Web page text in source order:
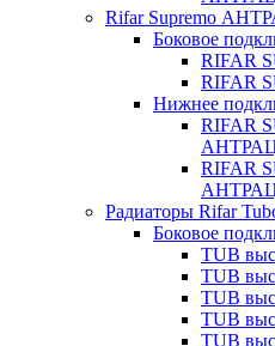
Rifar Supremo
Боковое
RIFAR
RIFAR
Нижнее
RIFAR
RIFAR
Радиаторы Rifar
Боковое
TUB
TUB
TUB
TUB
TUB